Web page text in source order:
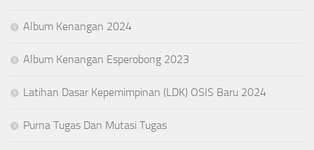
Album Kenangan 2024
Album Kenangan Esperobong 2023
Latihan Dasar Kepemimpinan (LDK) OSIS Baru 2024
Purna Tugas Dan Mutasi Tugas